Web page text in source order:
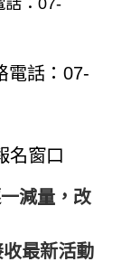
電話：07-
名窗口
減量，改
最新活動